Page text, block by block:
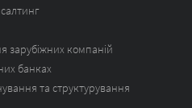
зарубіжних компаній
банках
та структурування